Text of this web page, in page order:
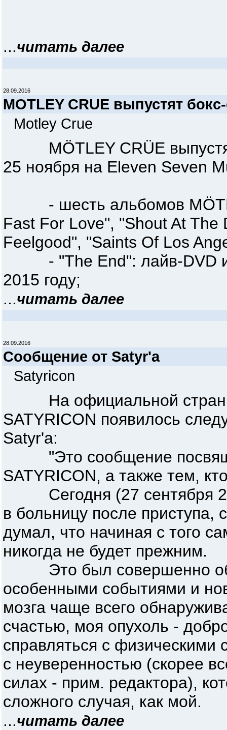
...читать далее
28.09.2016
MOTLEY CRUE выпустят
Motley Crue
MÖTLEY CRÜE выпустят
25 ноября на Eleven Seven
- шесть альбомов
Fast For Love", "Shout At
Feelgood", "Saints Of Los
- "The End": лайв-DVD и
2015 году;
...читать далее
28.09.2016
Сообщение от Satyr'a
Satyricon
На официальной
SATYRICON появилось
Satyr'a:
"Это сообщение
SATYRICON, а также тем,
Сегодня (27 сентября
в больницу после
думал, что начиная с того
никогда не будет прежним.
Это был совершенно
особенными событиями и
мозга чаще всего
счастью, моя опухоль -
справляться с физическими
с неуверенностью (скорее
силах - прим. редактора),
сложного случая, как мой.
...читать далее